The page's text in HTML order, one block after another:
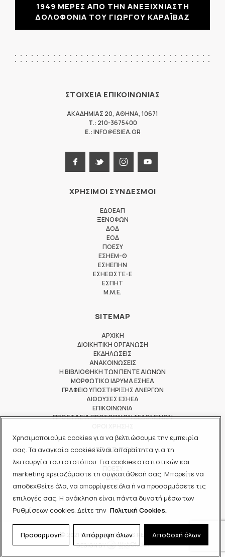
Χρησιμοποιούμε cookies για να βελτιώσουμε την εμπειρία
σας. Τα αναγκαία cookies είναι απαραίτητα για τη
λειτουργία του ιστοτόπου. Για cookies στατιστικών και
marketing χρειαζόμαστε τη συγκατάθεσή σας. Μπορείτε να
αποδεχθείτε όλα, να απορρίψετε όλα ή να προσαρμόσετε τις
επιλογές σας. Η ανάκληση είναι πάντα δυνατή μέσω των
Ρυθμίσεων cookies. Δείτε την Πολιτική Cookies.
Προσαρμογή Απόρριψη όλων Αποδοχή όλων
1949 ΜΕΡΕΣ ΑΠΟ ΤΗΝ ΑΝΕΞΙΧΝΙΑΣΤΗ
ΔΟΛΟΦΟΝΙΑ ΤΟΥ ΓΙΩΡΓΟΥ ΚΑΡΑΪΒΑΖ
ΣΤΟΙΧΕΙΑ ΕΠΙΚΟΙΝΩΝΙΑΣ
ΑΚΑΔΗΜΙΑΣ 20, ΑΘΗΝΑ, 10671
T.: 210-3675400
E.:INFO@ESIEA.GR
ΧΡΗΣΙΜΟΙ ΣΥΝΔΕΣΜΟΙ
ΕΔΟΕΑΠ
ΞΕΝΟΦΩΝ
ΔΟΔ
ΕΟΔ
ΠΟΕΣΥ
ΕΣΗΕΜ-Θ
ΕΣΗΕΠΗΝ
ΕΣΗΕΘΣΤΕ-Ε
ΕΣΠΗΤ
M.M.E.
SITEMAP
ΑΡΧΙΚΗ
ΔΙΟΙΚΗΤΙΚΗ ΟΡΓΑΝΩΣΗ
ΕΚΔΗΛΩΣΕΙΣ
ΑΝΑΚΟΙΝΩΣΕΙΣ
Η ΒΙΒΛΙΟΘΗΚΗ ΤΩΝ ΠΕΝΤΕ ΑΙΩΝΩΝ
ΜΟΡΦΩΤΙΚΟ ΙΔΡΥΜΑ ΕΣΗΕΑ
ΓΡΑΦΕΙΟ ΥΠΟΣΤΗΡΙΞΗΣ ΑΝΕΡΓΩΝ
ΑΙΘΟΥΣΕΣ ΕΣΗΕΑ
ΕΠΙΚΟΙΝΩΝΙΑ
ΠΡΟΣΤΑΣΙΑ ΠΡΟΣΩΠΙΚΩΝ ΔΕΔΟΜΕΝΩΝ
ΜΕΛΟΣ ΤΩΝ
ΔΟΔ
ΕΟΔ
© 2021 ΕΣΗΕΑ - ALL RIGHTS RESERVED
DESIGN BY